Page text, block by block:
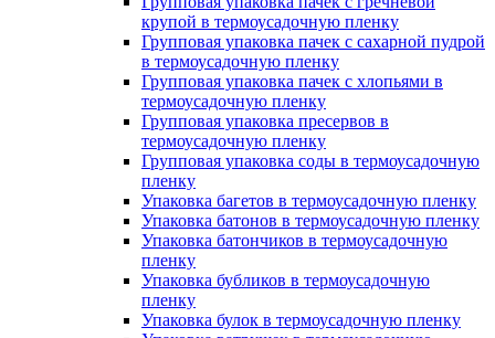
крупой в термоусадочную пленку
Групповая упаковка пачек с сахарной пудрой
в термоусадочную пленку
Групповая упаковка пачек с хлопьями в
термоусадочную пленку
Групповая упаковка пресервов в
термоусадочную пленку
Групповая упаковка соды в термоусадочную
пленку
Упаковка багетов в термоусадочную пленку
Упаковка батонов в термоусадочную пленку
Упаковка батончиков в термоусадочную
пленку
Упаковка бубликов в термоусадочную
пленку
Упаковка булок в термоусадочную пленку